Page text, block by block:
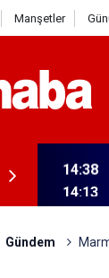
Manşetler
14:13
Gündem